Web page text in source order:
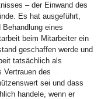
– der Einwand des
Es hat ausgeführt,
eines
beim Mitarbeiter ein
geschaffen werde und
tatsächlich als
Vertrauen des
sei und dass
handele, wenn er